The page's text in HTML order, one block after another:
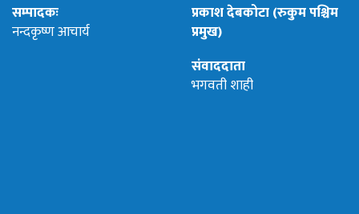
सम्पादकः
नन्दकृष्ण आचार्य
प्रकाश देबकोटा (रुकुम पश्चिम
प्रमुख)
संवाददाता
भगवती शाही